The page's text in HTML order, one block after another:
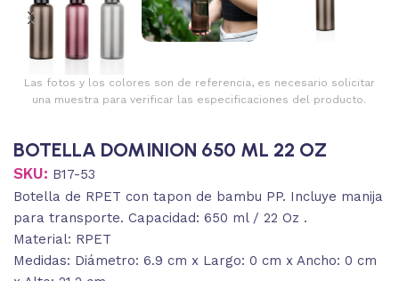
Las fotos y los colores son de referencia, es necesario solicitar
una muestra para verificar las especificaciones del producto.
BOTELLA DOMINION 650 ML 22 OZ
SKU: B17-53
Botella de RPET con tapon de bambu PP. Incluye manija
para transporte. Capacidad: 650 ml / 22 Oz .
Material: RPET
Medidas: Diámetro: 6.9 cm x Largo: 0 cm x Ancho: 0 cm